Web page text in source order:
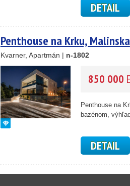
DETAIL
Penthouse na Krku, Malinska
Kvarner, Apartmán | n-1802
850 000
Penthouse na
bazénom,
DETAIL